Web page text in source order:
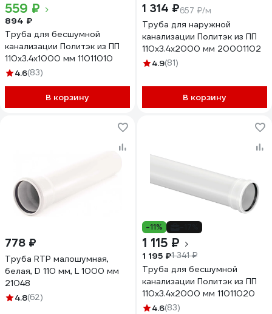
559 ₽
894 ₽
Труба для бесшумной
канализации Политэк из ПП
110х3.4х1000 мм 11011010
4.6(83)
В корзину
1 314 ₽657 ₽/м
Труба для наружной
канализации Политэк из ПП
110х3.4х2000 мм 20001102
4.9(81)
В корзину
778 ₽
Труба RTP малошумная,
белая, D 110 мм, L 1000 мм
21048
4.8(62)
-11%
1 115 ₽
1 195 ₽1 341 ₽
Труба для бесшумной
канализации Политэк из ПП
110х3.4х2000 мм 11011020
4.6(83)